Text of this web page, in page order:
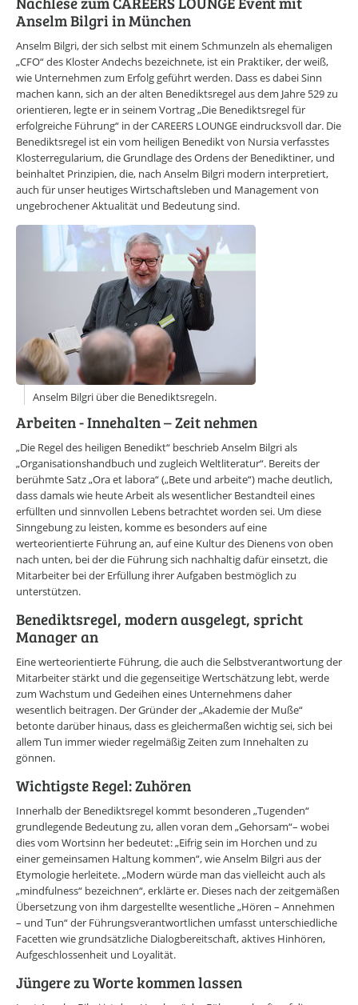
Personal Coaching
Wunscharbeitgeber-News
E-Bibliothek
E-Videothek
Veranstaltungen
CAREERS LOUNGENEWSLETTER
Mit dem E-Mail Newsletter informieren wir Sie regelmäßig über
spannende Neuigkeiten innerhalb der CAREERS LOUNGE.
NEWSLETTER ANMELDUNG
CAREERS LOUNGEWISSENSVORSPRUNG
Erfolg leben
Marke ICH entwickeln
CAREERS LOUNGENETZWERK
Online-Wissensforum
Über uns
Presse
Kontakt
Impressum
Datenschutzerklärung
Anselm Bilgri in München
Anselm Bilgri, der sich selbst mit einem Schmunzeln als ehemaligen
„CFO“ des Kloster Andechs bezeichnete, ist ein Praktiker, der weiß,
wie Unternehmen zum Erfolg geführt werden. Dass es dabei Sinn
machen kann, sich an der alten Benediktsregel aus dem Jahre 529 zu
orientieren, legte er in seinem Vortrag „Die Benediktsregel für
erfolgreiche Führung“ in der CAREERS LOUNGE eindrucksvoll dar. Die
Benediktsregel ist ein vom heiligen Benedikt von Nursia verfasstes
Klosterregularium, die Grundlage des Ordens der Benediktiner, und
beinhaltet Prinzipien, die, nach Anselm Bilgri modern interpretiert,
auch für unser heutiges Wirtschaftsleben und Management von
ungebrochener Aktualität und Bedeutung sind.
Anselm Bilgri über die Benediktsregeln.
Arbeiten - Innehalten – Zeit nehmen
„Die Regel des heiligen Benedikt“ beschrieb Anselm Bilgri als
„Organisationshandbuch und zugleich Weltliteratur“. Bereits der
berühmte Satz „Ora et labora“ („Bete und arbeite“) mache deutlich,
dass damals wie heute Arbeit als wesentlicher Bestandteil eines
erfüllten und sinnvollen Lebens betrachtet worden sei. Um diese
Sinngebung zu leisten, komme es besonders auf eine
werteorientierte Führung an, auf eine Kultur des Dienens von oben
nach unten, bei der die Führung sich nachhaltig dafür einsetzt, die
Mitarbeiter bei der Erfüllung ihrer Aufgaben bestmöglich zu
unterstützen.
Benediktsregel, modern ausgelegt, spricht
Manager an
Eine werteorientierte Führung, die auch die Selbstverantwortung der
Mitarbeiter stärkt und die gegenseitige Wertschätzung lebt, werde
zum Wachstum und Gedeihen eines Unternehmens daher
wesentlich beitragen. Der Gründer der „Akademie der Muße“
betonte darüber hinaus, dass es gleichermaßen wichtig sei, sich bei
allem Tun immer wieder regelmäßig Zeiten zum Innehalten zu
gönnen.
Wichtigste Regel: Zuhören
Innerhalb der Benediktsregel kommt besonderen „Tugenden“
grundlegende Bedeutung zu, allen voran dem „Gehorsam“– wobei
dies vom Wortsinn her bedeutet: „Eifrig sein im Horchen und zu
einer gemeinsamen Haltung kommen“, wie Anselm Bilgri aus der
Etymologie herleitete. „Modern würde man das vielleicht auch als
„mindfulness“ bezeichnen“, erklärte er. Dieses nach der zeitgemäßen
Übersetzung von ihm dargestellte wesentliche „Hören – Annehmen
– und Tun“ der Führungsverantwortlichen umfasst unterschiedliche
Facetten wie grundsätzliche Dialogbereitschaft, aktives Hinhören,
Aufgeschlossenheit und Loyalität.
Jüngere zu Worte kommen lassen